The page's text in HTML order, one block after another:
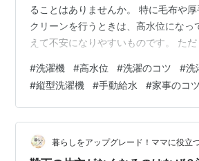
ることはありませんか。 特に毛布や
クリーンを行うときは、高水位になっ
えて不安になりやすいものです。 た
常な場合があります。 私も洗濯槽クリ
水位にしましたが、見た感じは思った
「これで高水位なの？」と思った経験
一方で、機種によっては水位ボタンで
時停止後に対応範囲内で水を追加でき
ります。 大切なのは、どの洗濯機で
#洗濯機 #高水位 #洗濯のコツ #洗
#縦型洗濯機 #手動給水 #家事のコツ
暮らしをアップグレード！ママに役立